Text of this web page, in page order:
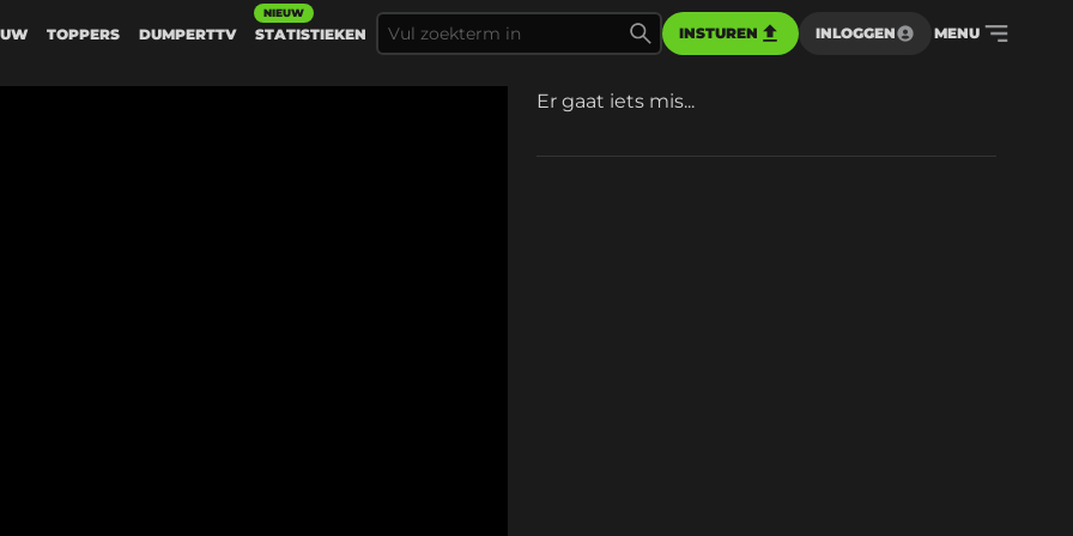
TOPPERS DUMPERTTV STATISTIEKEN
NIEUW
INSTUREN INLOGGEN MENU
Er gaat iets mis...